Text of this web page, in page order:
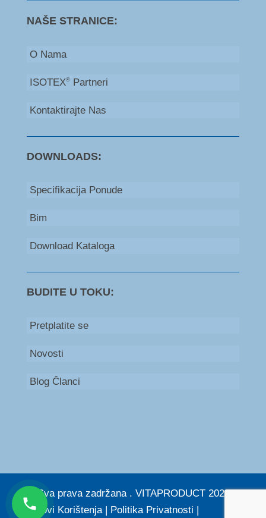
NAŠE STRANICE:
O Nama
ISOTEX®Partneri
Kontaktirajte Nas
DOWNLOADS:
Specifikacija Ponude
Bim
Download Kataloga
BUDITE U TOKU:
Pretplatite se
Novosti
Blog Članci
© Sva prava zadržana . VITAPRODUCT 2026. |
Uslovi Korištenja| Politika Privatnosti |